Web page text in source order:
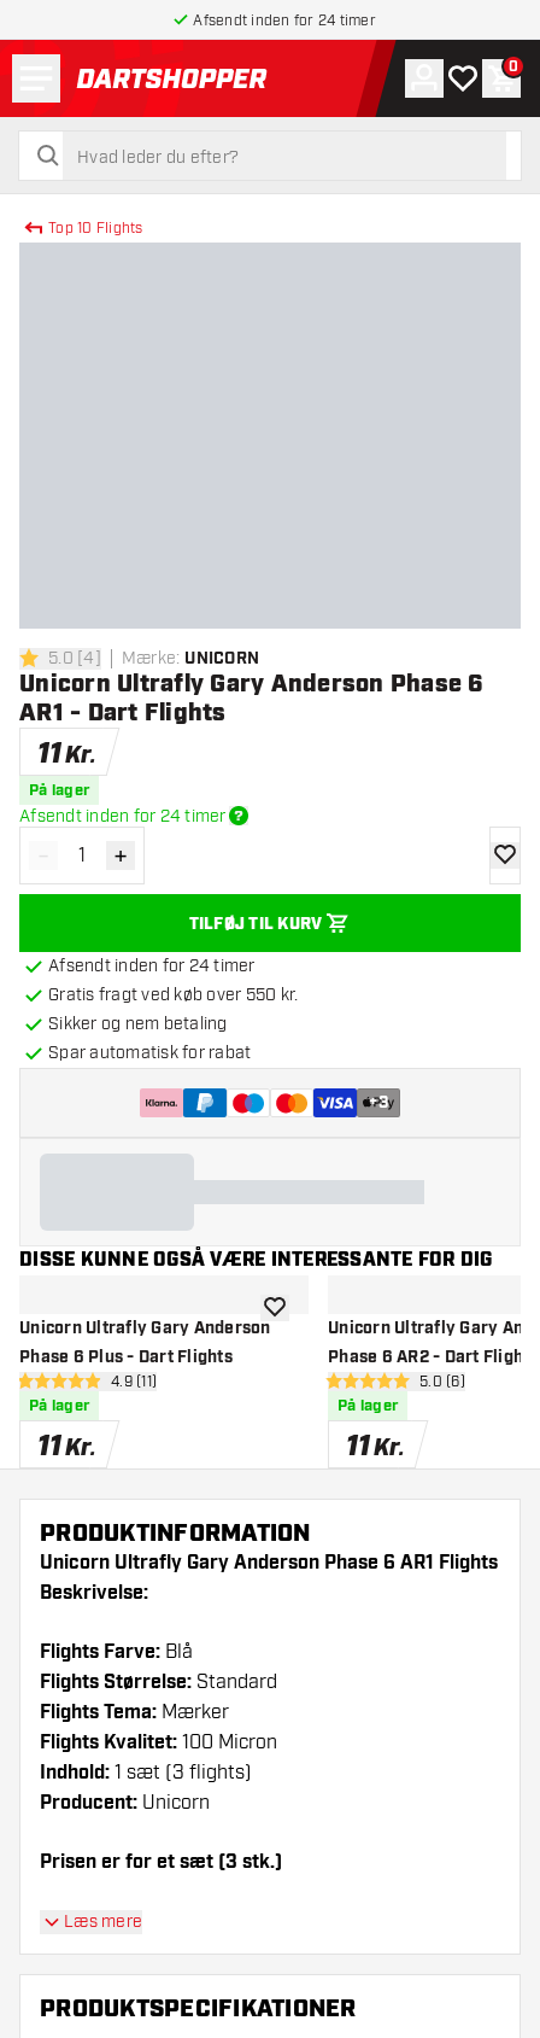
Afsendt inden for 24 timer
tilbage til forsiden
søg
søg
Konto
Min 0
Top 10 Flights
5 bedømmelsesstjerner
5.0 [4] Mærke: UNICORN
Unicorn Ultrafly Gary Anderson Phase 6
AR1 - Dart Flights
11Kr.
På lager
Afsendt inden for 24 timer
Reducér antal
- Øg antal
+
TILFØJ TIL KURV
Afsendt inden for 24 timer
Gratis fragt ved køb over 550 kr.
Sikker og nem betaling
Spar automatisk for rabat
+3
DISSE KUNNE OGSÅ VÆRE INTERESSANTE FOR DIG
Unicorn Ultrafly Gary Anderson
Phase 6 Plus - Dart Flights
åbn anmeldelsespanel
4.9 bedømmelsesstjerner
4.9 (11)
På lager
11Kr.
tilføje til ønskeliste
Unicorn Ultrafly Gary
Phase 6 AR2 - Dart Flights
åbn
5 bedømmelsesstjerner
5.0 (6)
På lager
11Kr.
PRODUKTINFORMATION
Unicorn Ultrafly Gary Anderson Phase 6 AR1 Flights
Beskrivelse:
Flights Farve: Blå
Flights Størrelse: Standard
Flights Tema: Mærker
Flights Kvalitet: 100 Micron
Indhold: 1 sæt (3 flights)
Producent: Unicorn
Prisen er for et sæt (3 stk.)
Dartshopper-tip!
Sørg for, at du har masser af flights og shafts
på lager. Disse kan blive beskadiget eller
Læs mere
PRODUKTSPECIFIKATIONER